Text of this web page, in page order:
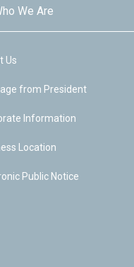
We Are
Us
from President
Information
Location
Public Notice